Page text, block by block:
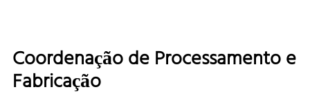
Coordenação de Processamento e
Fabricação